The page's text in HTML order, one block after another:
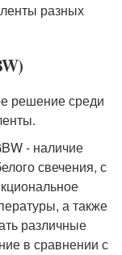
разных
решение среди
- наличие
свечения, с
а также
различные
в сравнении с